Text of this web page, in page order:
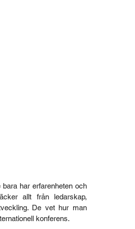
har erfarenheten och
allt från ledarskap,
De vet hur man
konferens.